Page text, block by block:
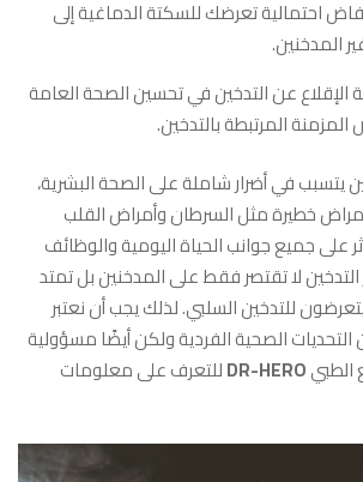
احتمالية تعرضك للسكتة الدماغية إلى
المدخنين.
الإقلاع عن التدخين في تحسين الصحة العامة
المرتبطة بالتدخين.
يتسبب في أضرار شاملة على الصحة البشرية،
خطيرة مثل السرطان وأمراض القلب
على جميع جوانب الحياة اليومية والوظائف
التدخين لا تقتصر فقط على المدخنين بل تمتد
يتعرضون للتدخين السلبي. لذلك يجب أن نعتبر
الصحية الفردية ولكن أيضًا مسؤولية
الطبيDR-HEROللتعرف على معلومات